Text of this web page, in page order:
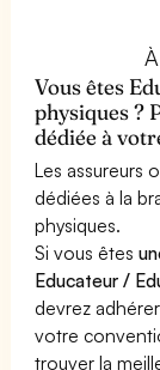
Vous êtes
physiques ?
dédiée à
Les assureurs
dédiées à la
physiques.
Si vous êtes
Educateur /
devrez
votre
trouver la